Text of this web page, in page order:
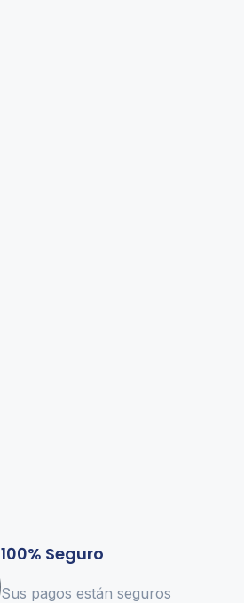
100% Seguro
Sus pagos están seguros